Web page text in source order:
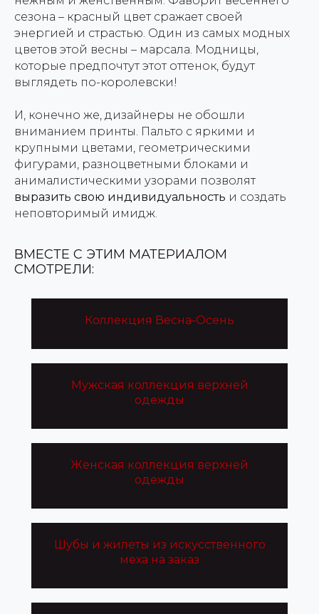
сезона – красный цвет сражает своей
энергией и страстью. Один из самых модных
цветов этой весны – марсала. Модницы,
которые предпочтут этот оттенок, будут
выглядеть по-королевски!
И, конечно же, дизайнеры не обошли
вниманием принты. Пальто с яркими и
крупными цветами, геометрическими
фигурами, разноцветными блоками и
анималистическими узорами позволят
выразить свою индивидуальность и создать
неповторимый имидж.
ВМЕСТЕ С ЭТИМ МАТЕРИАЛОМ
СМОТРЕЛИ:
Коллекция Весна-Осень
Мужская коллекция верхней
одежды
Женская коллекция верхней
одежды
Шубы и жилеты из искусственного
меха на заказ